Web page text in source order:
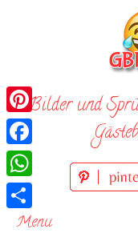
Bilder und
Menu
Pinterest
Facebook
WhatsApp
Teilen